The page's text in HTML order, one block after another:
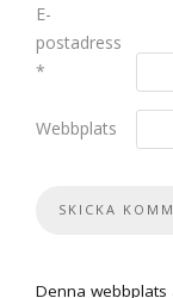
E-
postadress
*
Webbplats
Denna